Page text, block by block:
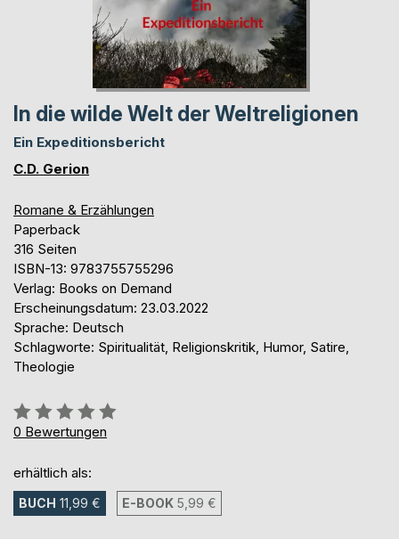
In die wilde Welt der Weltreligionen
Ein Expeditionsbericht
C.D. Gerion
Romane & Erzählungen
Paperback
316 Seiten
ISBN-13: 9783755755296
Verlag: Books on Demand
Erscheinungsdatum: 23.03.2022
Sprache: Deutsch
Schlagworte: Spiritualität, Religionskritik, Humor, Satire,
Theologie
Bewertung::
0%
0 Bewertungen
erhältlich als:
BUCH 11,99 € E-BOOK 5,99 €